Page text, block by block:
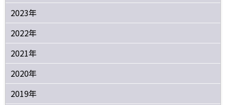
2023年
2022年
2021年
2020年
2019年